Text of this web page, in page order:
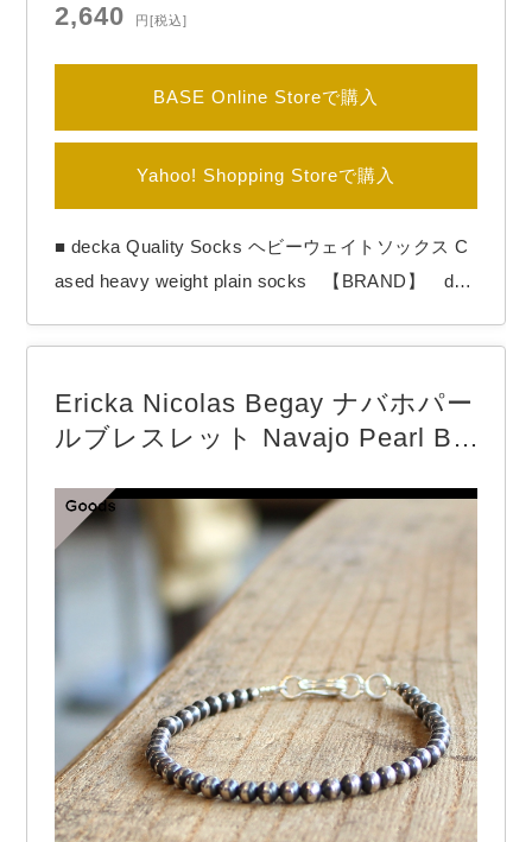
2,640 円 [税込]
BASE Online Storeで購入
Yahoo! Shopping Storeで購入
■ decka Quality Socks ヘビーウェイトソックス C
ased heavy weight plain socks 【BRAND】 dec
OR】 一般的なリブソックスの約５足分近い
す。 丈夫さはもちろんの事、見た目から…
Ericka Nicolas Begay ナバホパー
ルブレスレット Navajo Pearl Bra